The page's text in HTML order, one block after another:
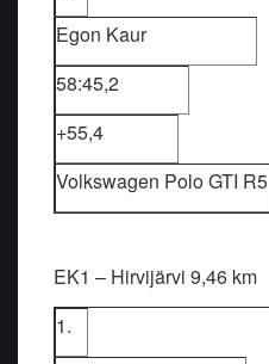
Egon Kaur
58:45,2
+55,4
Volkswagen Polo GTI R5
EK1 – Hirvijärvi 9,46 km
1.